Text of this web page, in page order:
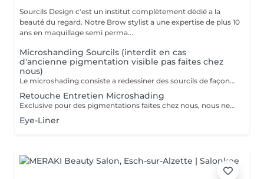
Sourcils Design c'est un institut complètement dédié a la
beauté du regard. Notre Brow stylist a une expertise de plus 10
ans en maquillage semi perma...
Microshanding Sourcils (interdit en cas
d'ancienne pigmentation visible pas faites chez
nous)
Le microshading consiste a redessiner des sourcils de façon semi-permanent. avec une durée d'environ 8 a 18 mois selon chaque peau, cette technique nous permet un effet très naturel et d'avoir des jolis dégradés. je utilise une dermographe (machine spécifique pour makeup semi- permanent) qui s'adapte,á tout type de peau,contrairement aux autres techniques qui coupent la peau. les avantagens Sont -indolore -non agressif pour la peau -cicatrisation plus propre et sûre -meilleure fixation -effet plus net et dessiné. Retouche fixatrice après un mois incluse dans la tarif. Contre indiqué aux : Femme enceinte ou allaitante Sur traitement médicaments anti-inflammatoires ou antibiotiques et isotrétinoïne Possédant allergies sévères ou maladies auto-immunes Injections datant mois de 15 jours sur le visage Une photo est obligatoire avant la prise de rendez-vous pour toute personne ayant une ancienne pigmentation, visible ou non. Soins après pigmentation: Pas de piscine, sauna, hamman ou bronzage pendant 2 semaines après.
Retouche Entretien Microshading
Exclusive pour des pigmentations faites chez nous, nous ne faisons pas de retouche des outres professionnels.
Eye-Liner